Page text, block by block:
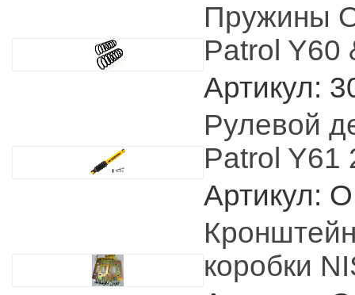
Пружины
Patrol Y60
Артикул:
Рулевой
Patrol Y61
Артикул:
коробки